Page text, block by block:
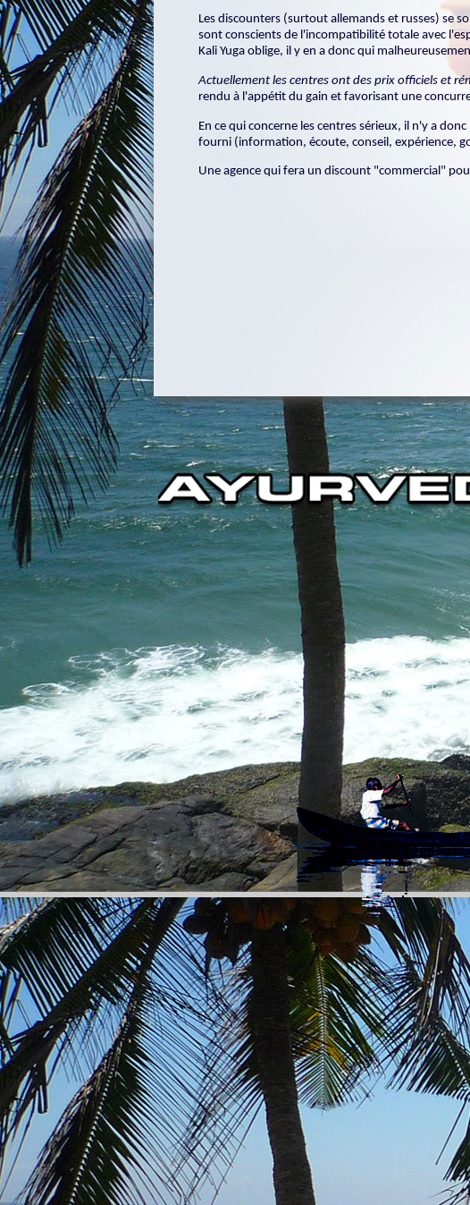
Les discounters (surtout allemands et russes) se
sont conscients de l'incompatibilité totale avec
Kali Yuga oblige, il y en a donc qui
Actuellement les centres ont des prix officiels et
rendu à l'appétit du gain et favorisant une
En ce qui concerne les centres sérieux, il n'y a
fourni (information, écoute, conseil, expérience,
Une agence qui fera un discount "commercial"